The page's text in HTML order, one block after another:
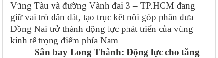
Vũng Tàu và đường Vành đai 3 – TP.HCM đang
giữ vai trò dẫn dắt, tạo trục kết nối góp phần đưa
Đồng Nai trở thành động lực phát triển của vùng
kinh tế trọng điểm phía Nam.
Sân bay Long Thành: Động lực cho tăng